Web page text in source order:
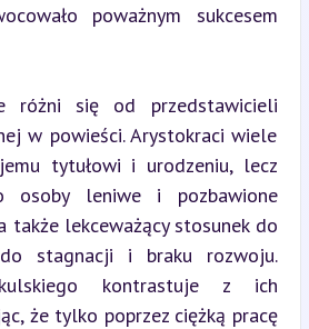
poważnym sukcesem
różni się od przedstawicieli
w powieści. Arystokraci wiele
tytułowi i urodzeniu, lecz
osoby leniwe i pozbawione
także lekceważący stosunek do
stagnacji i braku rozwoju.
kontrastuje z ich
że tylko poprzez ciężką pracę